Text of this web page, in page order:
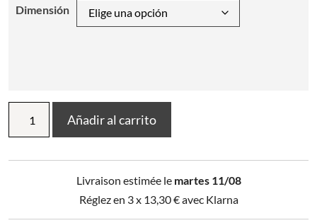
Dimensión
sábanas
Añadir al carrito
Livraison estimée le martes 11/08
Réglez en 3 x 13,30€avec Klarna